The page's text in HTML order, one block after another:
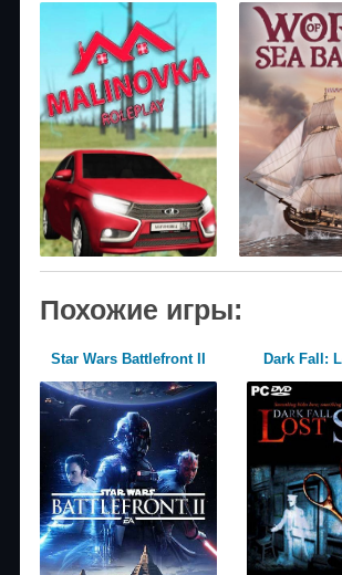
Похожие игры:
Star Wars Battlefront II Dark Fall: